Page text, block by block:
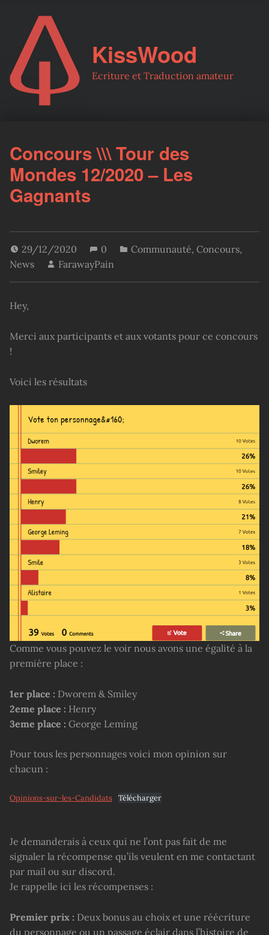
KissWood
Ecriture et Traduction amateur
Concours \\\ Tour des
Mondes 12/2020 – Les
Gagnants
29/12/2020 0 Communauté, Concours,
News
FarawayPain
Hey,
Merci aux participants et aux votants pour ce concours
!
Voici les résultats
Comme vous pouvez le voir nous avons une égalité à la
première place :
1er place : Dworem & Smiley
2eme place : Henry
3eme place : George Leming
Pour tous les personnages voici mon opinion sur
chacun :
Opinions-sur-les-Candidats Télécharger
Je demanderais à ceux qui ne l’ont pas fait de me
signaler la récompense qu’ils veulent en me contactant
par mail ou sur discord.
Je rappelle ici les récompenses :
Premier prix : Deux bonus au choix et une réécriture
du personnage ou un passage éclair dans l’histoire de